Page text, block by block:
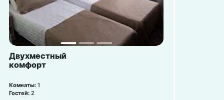
Двухместный
комфорт
Комнаты: 1
Гостей: 2